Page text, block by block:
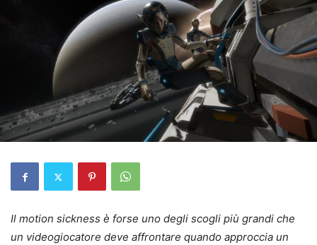
Il motion sickness è forse uno degli scogli più grandi che
un videogiocatore deve affrontare quando approccia un